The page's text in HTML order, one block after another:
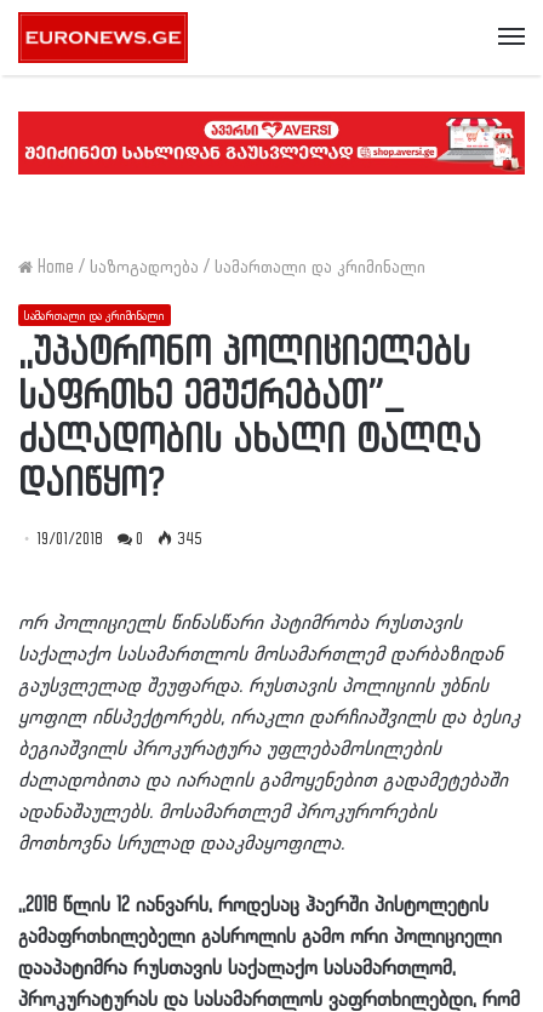
Home / საზოგადოება / სამართალი და კრიმინალი
სამართალი და კრიმინალი
,,უპატრონო პოლიციელებს
საფრთხე ემუქრებათ”_
ძალადობის ახალი ტალღა
დაიწყო?
19/01/2018 0 345
ორ პოლიციელს წინასწარი პატიმრობა რუსთავის
საქალაქო სასამართლოს მოსამართლემ დარბაზიდან
გაუსვლელად შეუფარდა. რუსთავის პოლიციის უბნის
ყოფილ ინსპექტორებს, ირაკლი დარჩიაშვილს და ბესიკ
ბეგიაშვილს პროკურატურა უფლებამოსილების
ძალადობითა და იარაღის გამოყენებით გადამეტებაში
ადანაშაულებს. მოსამართლემ პროკურორების
მოთხოვნა სრულად დააკმაყოფილა.
,,2018 წლის 12 იანვარს, როდესაც ჰაერში პისტოლეტის
გამაფრთხილებელი გასროლის გამო ორი პოლიციელი
დააპატიმრა რუსთავის საქალაქო სასამართლომ,
პროკურატურას და სასამართლოს ვაფრთხილებდი, რომ